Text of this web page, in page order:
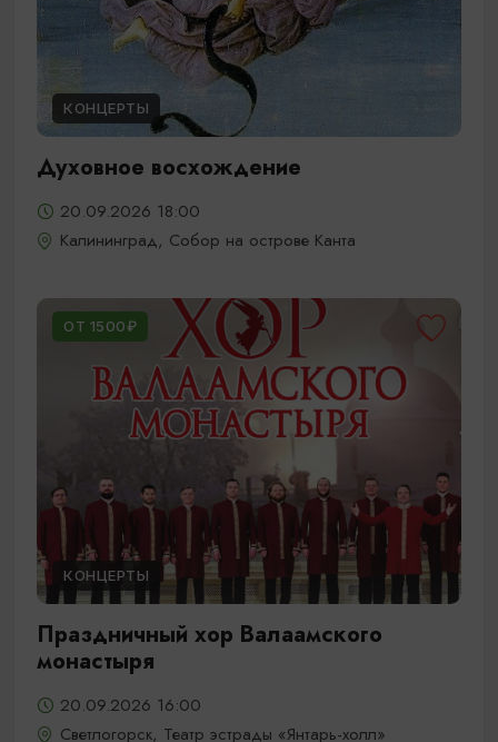
КОНЦЕРТЫ
Духовное восхождение
20.09.2026 18:00
Калининград, Собор на острове Канта
ОТ 1500₽
КОНЦЕРТЫ
Праздничный хор Валаамского
монастыря
20.09.2026 16:00
Светлогорск, Театр эстрады «Янтарь-холл»